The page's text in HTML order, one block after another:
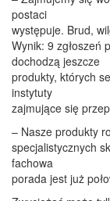
postaci
występuje. Brud,
Wynik: 9 zgłoszeń
dochodzą jeszcze
produkty, których
instytuty
zajmujące się
– Nasze produkty
specjalistycznych
fachowa
porada jest już